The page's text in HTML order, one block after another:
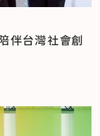
伴台灣社會創